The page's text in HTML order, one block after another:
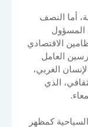
أما النصف
المسؤول
الاقتصادي
العامل
الغربي،
الذي
كمظهر